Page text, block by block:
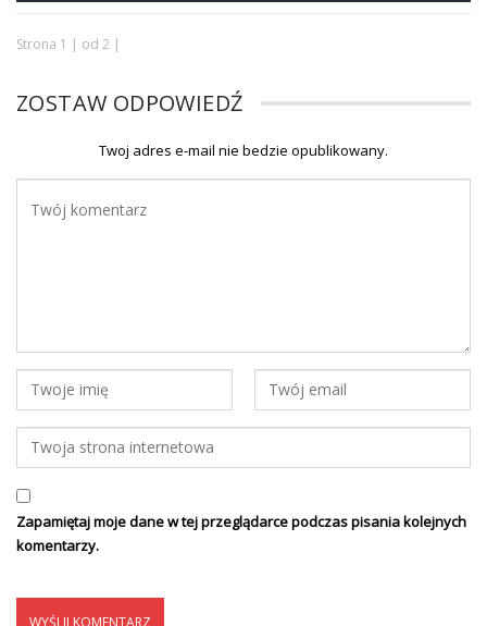
Strona 1 | od 2 |
ZOSTAW ODPOWIEDŹ
Twoj adres e-mail nie bedzie opublikowany.
Zapamiętaj moje dane w tej przeglądarce podczas pisania kolejnych
komentarzy.